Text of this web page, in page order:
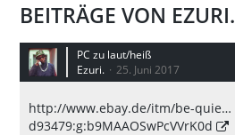
BEITRÄGE VON EZURI.
PC zu laut/heiß
Ezuri.
25. Juni 2017
http://www.ebay.de/itm/be-quie…
d93479:g:b9MAAOSwPcVVrK0d